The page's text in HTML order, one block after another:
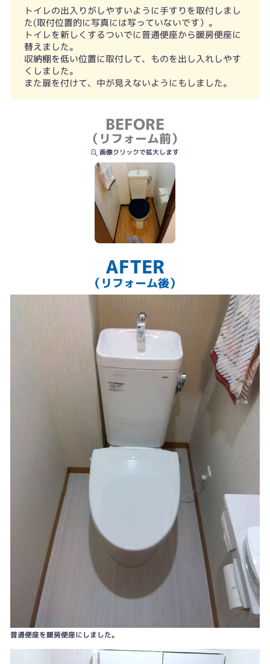
トイレの出入りがしやすいように手すりを取付しまし
た(取付位置的に写真には写っていないです）。
トイレを新しくするついでに普通便座から暖房便座に
替えました。
収納棚を低い位置に取付して、ものを出し入れしやす
くしました。
また扉を付けて、中が見えないようにもしました。
BEFORE
（リフォーム前）
画像クリックで拡大します
AFTER
（リフォーム後）
普通便座を暖房便座にしました。
トイレットペーパーが取り出しやすいように収納を低めに取付しました。